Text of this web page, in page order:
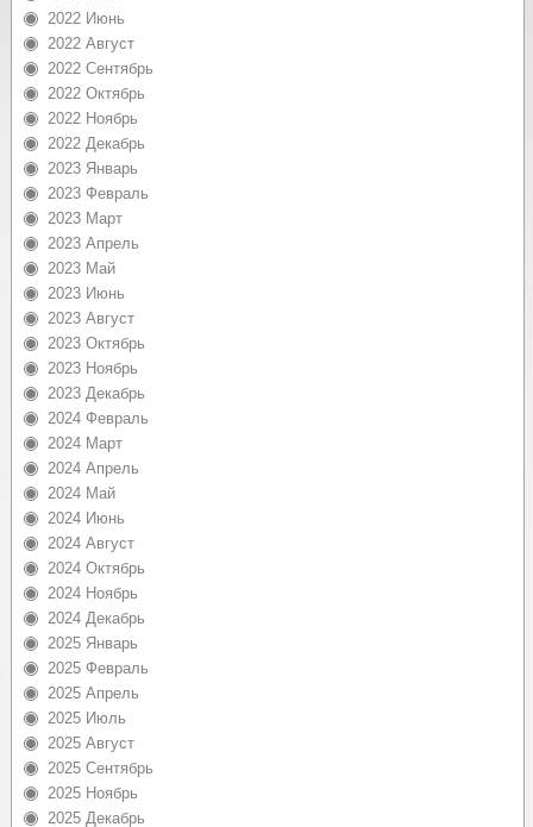
2022 Июнь
2022 Август
2022 Сентябрь
2022 Октябрь
2022 Ноябрь
2022 Декабрь
2023 Январь
2023 Февраль
2023 Март
2023 Апрель
2023 Май
2023 Июнь
2023 Август
2023 Октябрь
2023 Ноябрь
2023 Декабрь
2024 Февраль
2024 Март
2024 Апрель
2024 Май
2024 Июнь
2024 Август
2024 Октябрь
2024 Ноябрь
2024 Декабрь
2025 Январь
2025 Февраль
2025 Апрель
2025 Июль
2025 Август
2025 Сентябрь
2025 Ноябрь
2025 Декабрь